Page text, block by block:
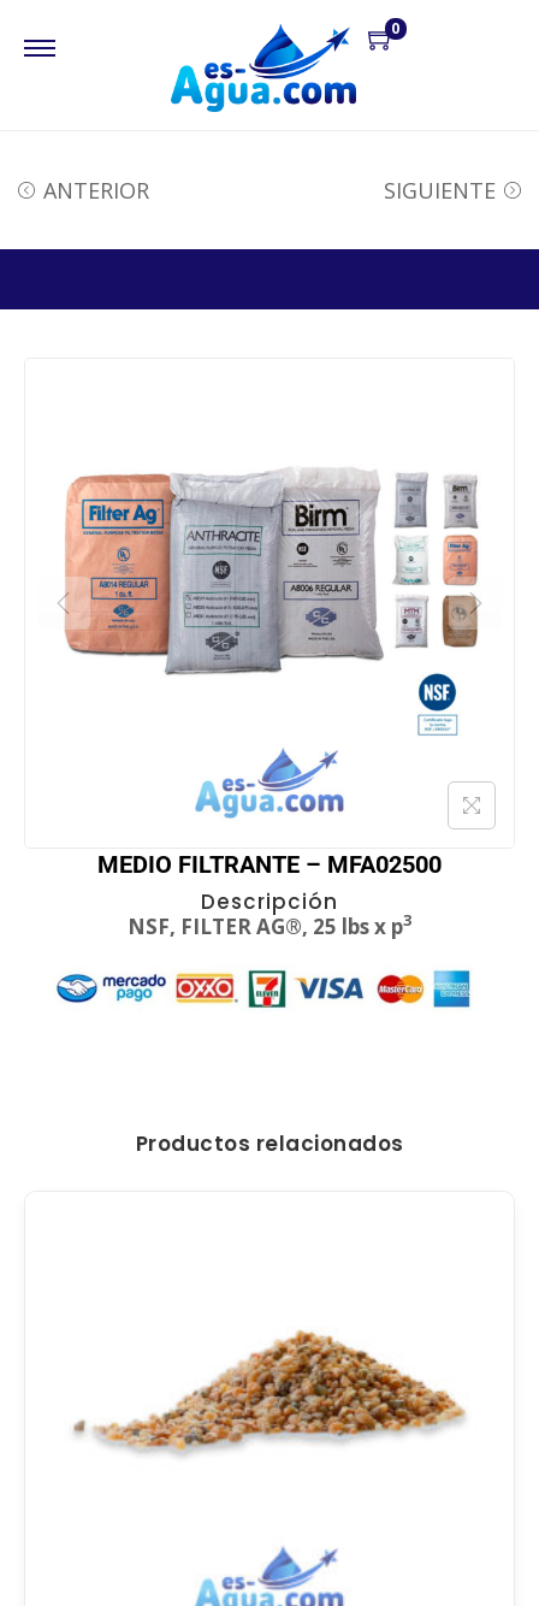
0
ANTERIOR SIGUIENTE
MEDIO FILTRANTE – MFA02500
Descripción
NSF, FILTER AG®, 25 lbs x p3
Productos relacionados